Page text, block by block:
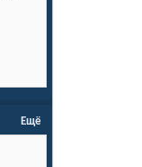
Ещё